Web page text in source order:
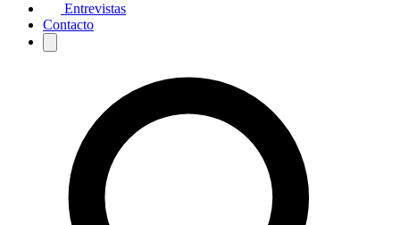
Entrevistas
Contacto